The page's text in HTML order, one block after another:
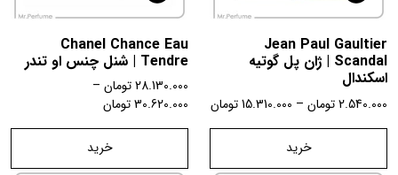
Jean Paul Gaultier
Scandal | ژان پل گوتیه
اسکندال
2.540.000تومان –
15.310.000تومان
خرید
Chanel Chance Eau
Tendre | شنل چنس او تندر
28.130.000تومان –
30.620.000تومان
خرید